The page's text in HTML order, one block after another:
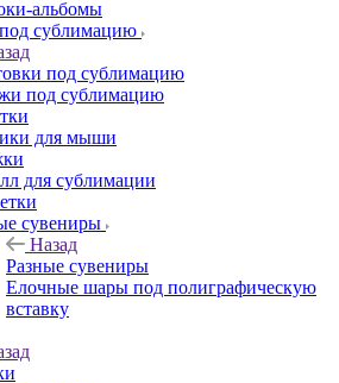
альбомы
сублимацию
под сублимацию
под сублимацию
для мыши
для сублимации
сувениры
Назад
Разные сувениры
Елочные шары под полиграфическую
вставку